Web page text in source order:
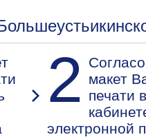
2
макет
печати
электронной